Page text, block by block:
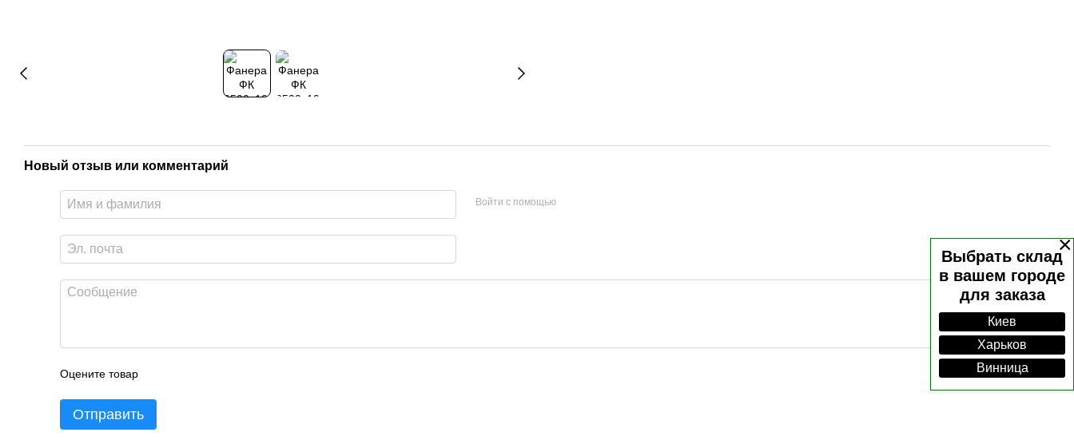
×
Выбрать склад
в вашем городе
для заказа
Киев
Харьков
Винница
Новый отзыв или комментарий
Войти с помощью
Оцените товар
Отправить